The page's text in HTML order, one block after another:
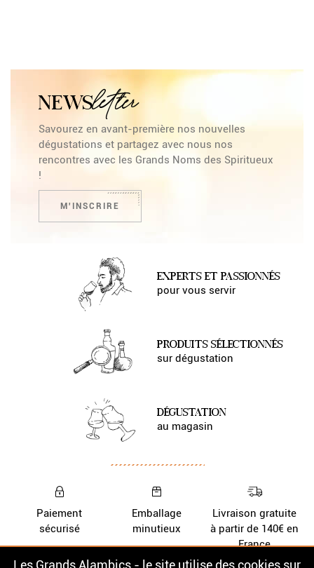
NEWSletter
Savourez en avant-première nos nouvelles
dégustations et partagez avec nous nos
rencontres avec les Grands Noms des Spiritueux
!
M'INSCRIRE
EXPERTS ET PASSIONNÉS
pour vous servir
PRODUITS SÉLECTIONNÉS
sur dégustation
DÉGUSTATION
au magasin
Paiement
sécurisé
Emballage
minutieux
Livraison gratuite
à partir de 140€ en
France
Les Grands Alambics - le site utilise des cookies sur